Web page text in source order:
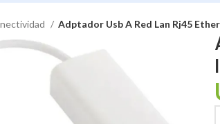
Adptador Usb A Red Lan Rj45